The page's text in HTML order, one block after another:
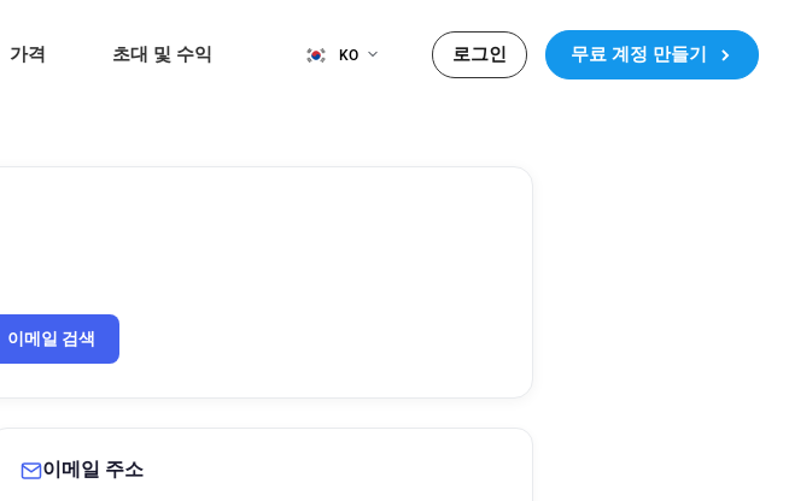
가격 초대 및 수익 KO 로그인 무료 계정 만들기
이메일 검색
이메일 주소